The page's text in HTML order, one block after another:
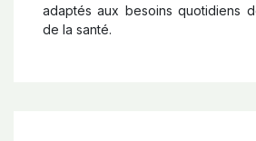
adaptés aux besoins quotidiens
de la santé.